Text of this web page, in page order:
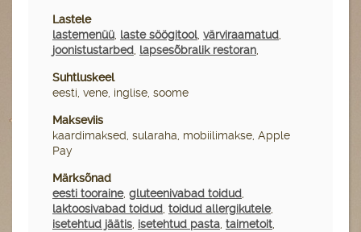
Lastele
lastemenüü, laste söögitool, värviraamatud,
joonistustarbed, lapsesõbralik restoran,
Suhtluskeel
eesti, vene, inglise, soome
Makseviis
kaardimaksed, sularaha, mobiilimakse, Apple
Pay
Märksõnad
eesti tooraine, gluteenivabad toidud,
laktoosivabad toidud, toidud allergikutele,
isetehtud jäätis, isetehtud pasta, taimetoit,